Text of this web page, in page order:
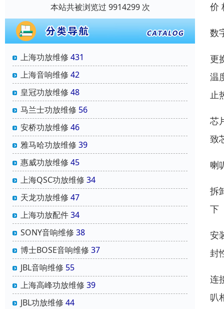
本站共被浏览过 9914299 次
上海功放维修 431
上海音响维修 42
皇冠功放维修 48
马兰士功放维修 56
安桥功放维修 46
雅马哈功放维修 39
惠威功放维修 45
上海QSC功放维修 34
天龙功放维修 47
上海功放配件34
SONY音响维修 38
博士BOSE音响维修 37
JBL音响维修 55
上海高峰功放维修 39
JBL功放维修 44
价
数
更
温
止
芯
致
喇
拆
下
安
封
连
叭